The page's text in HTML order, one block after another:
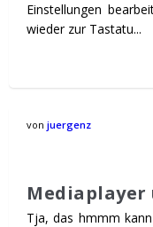
Einstellungen
wieder zur Tastatu...
von juergenz
Mediaplayer
Tja, das hmmm